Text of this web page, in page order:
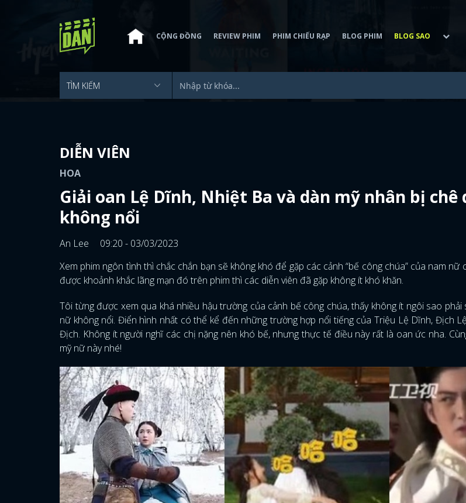
CỘNG ĐỒNG REVIEW PHIM PHIM CHIẾU RẠP BLOG PHIM BLOG SAO
DIỄN VIÊN
HOA
Giải oan Lệ Dĩnh, Nhiệt Ba và dàn mỹ nhân bị chê
không nổi
An Lee
09:20 - 03/03/2023
Xem phim ngôn tình thì chắc chắn bạn sẽ không khó để gặp các cảnh “bế công chúa” của nam nữ
được khoảnh khắc lãng mạn đó trên phim thì các diễn viên đã gặp không ít khó khăn.
Tôi từng được xem qua khá nhiều hậu trường của cảnh bế công chúa, thấy không ít ngôi sao phải
nữ không nổi. Điển hình nhất có thể kể đến những trường hợp nổi tiếng của Triệu Lệ Dĩnh, Địch
Địch. Không ít người nghĩ các chị nặng nên khó bế, nhưng thực tế điều này rất là oan ức nha.
mỹ nữ này nhé!